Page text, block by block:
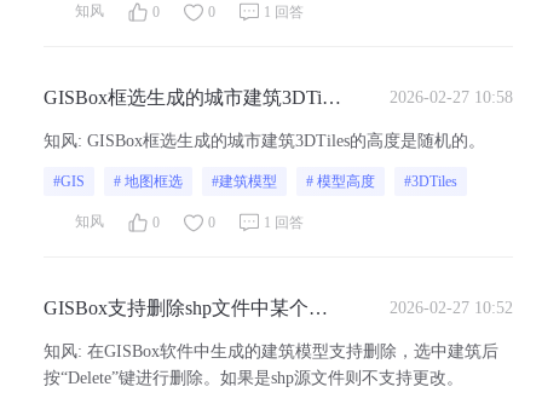
知风 0 0 1 回答
GISBox框选生成的城市建筑3DTiles
2026-02-27 10:58
知风: GISBox框选生成的城市建筑3DTiles的高度是随机的。
#GIS # 地图框选 #建筑模型 # 模型高度 #3DTiles
知风 0 0 1 回答
GISBox支持删除shp文件中某个建
2026-02-27 10:52
知风: 在GISBox软件中生成的建筑模型支持删除，选中建筑后
按“Delete”键进行删除。如果是shp源文件则不支持更改。